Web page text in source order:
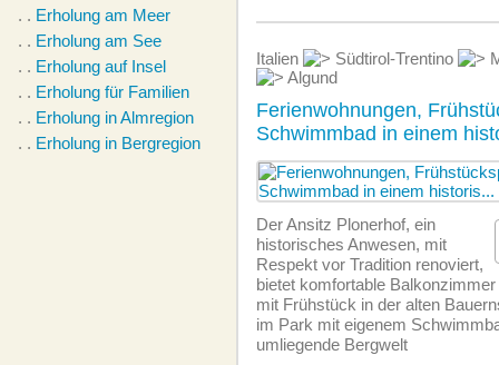
. . Erholung am Meer
. . Erholung am See
. . Erholung auf Insel
. . Erholung für Familien
. . Erholung in Almregion
. . Erholung in Bergregion
Italien Südtirol-Trentino
Algund
Ferienwohnungen,
Schwimmbad in einem
Der Ansitz Plonerhof, ein
historisches Anwesen, mit
Respekt vor Tradition renoviert,
bietet komfortable
mit Frühstück in der alten
im Park mit eigenem
umliegende Bergwelt